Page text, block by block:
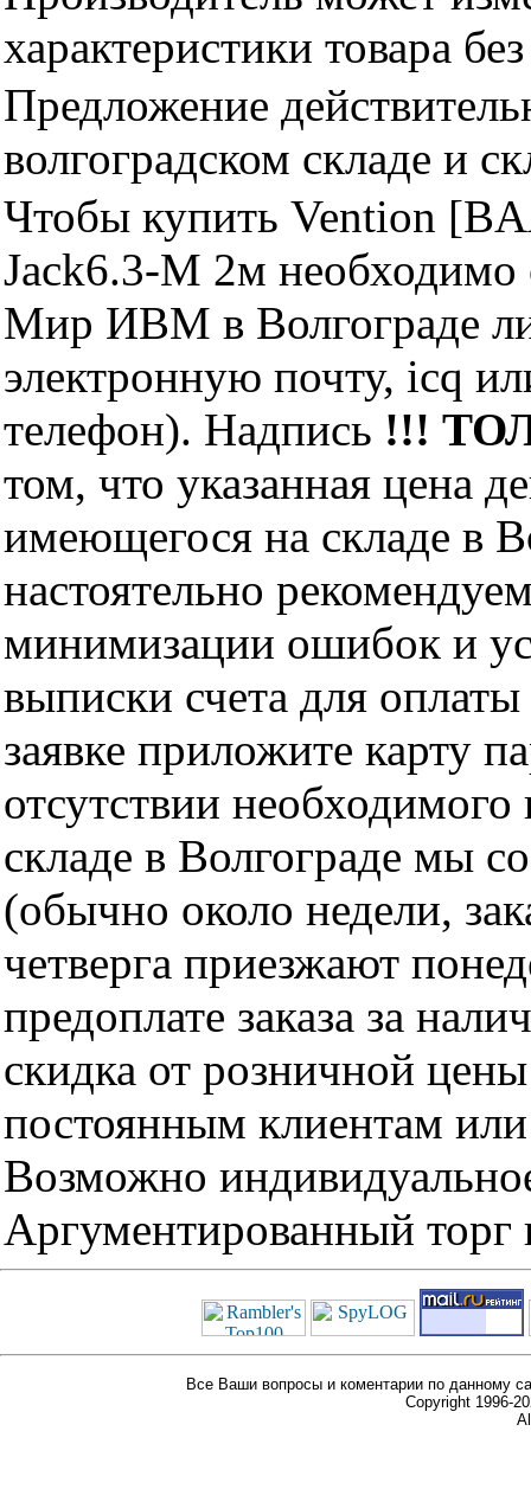
характеристики товара
Предложение
волгоградском складе и
Чтобы купить Vention
Jack6.3-M 2м
Мир ИВМ в Волгограде
электронную почту, icq
телефон). Надпись !!!
том, что указанная цена
имеющегося на складе в
настоятельно
минимизации ошибок и
выписки счета для
заявке приложите карту
отсутствии
складе в Волгограде мы
(обычно около недели,
четверга приезжают
предоплате заказа за
скидка от розничной
постоянным клиентам
Возможно
Аргументированный торг
Все Ваши вопросы и коментарии по данному
Copyright 1996-